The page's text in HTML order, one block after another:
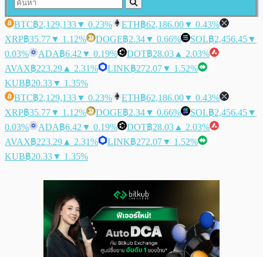
BTC฿2,129,133▼ 0.23% ETH฿62,186.00▼ 0.43%
XRP฿35.77▼ 1.12% DOGE฿2.34▼ 0.66% SOL฿2,456.45▼
0.03%
ADA฿6.42 ▼ 0.19% DOT฿28.03 ▲ 2.03%
AVAX฿223.29 ▲ 2.31% LINK฿272.07▼ 1.52%
KUB฿20.33▼ 1.35%
BTC฿2,129,133▼ 0.23% ETH฿62,186.00▼ 0.43%
XRP฿35.77▼ 1.12% DOGE฿2.34▼ 0.66% SOL฿2,456.45▼
0.03%
ADA฿6.42 ▼ 0.19% DOT฿28.03 ▲ 2.03%
AVAX฿223.29 ▲ 2.31% LINK฿272.07▼ 1.52%
KUB฿20.33▼ 1.35%